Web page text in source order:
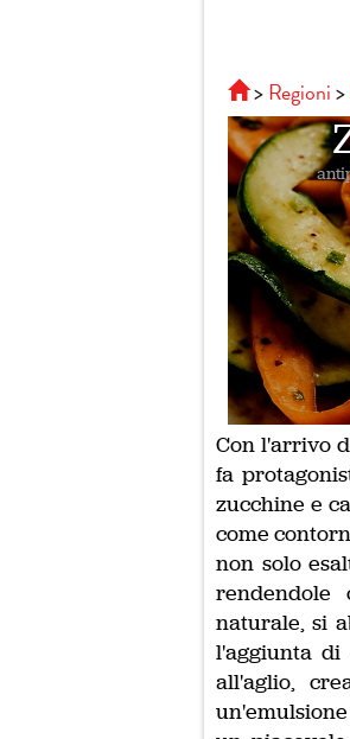
Regioni
Con l'arrivo
fa
zucchine e
come
non solo
rendendole
naturale, si
l'aggiunta di
all'aglio,